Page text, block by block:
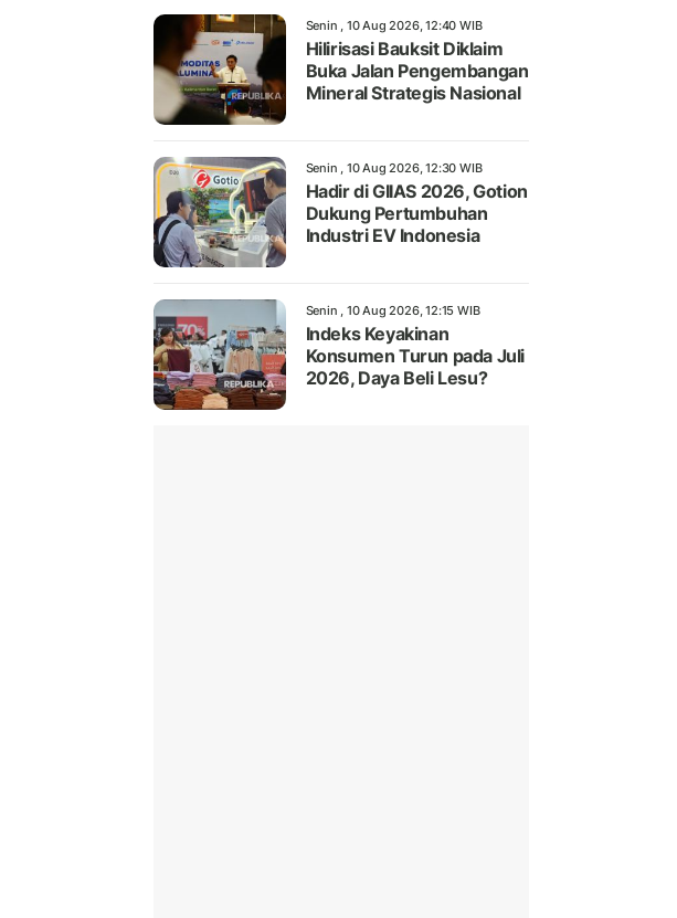
Senin , 10 Aug 2026, 12:40 WIB
Hilirisasi Bauksit Diklaim
Buka Jalan Pengembangan
Mineral Strategis Nasional
Senin , 10 Aug 2026, 12:30 WIB
Hadir di GIIAS 2026, Gotion
Dukung Pertumbuhan
Industri EV Indonesia
Senin , 10 Aug 2026, 12:15 WIB
Indeks Keyakinan
Konsumen Turun pada Juli
2026, Daya Beli Lesu?